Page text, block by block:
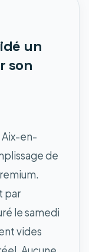
un
son
en-
de
par
le samedi
vides